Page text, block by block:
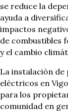
se reduce la
ayuda a
impactos
de combustibles
y el cambio
La instalación
eléctricos en
para los
comunidad en